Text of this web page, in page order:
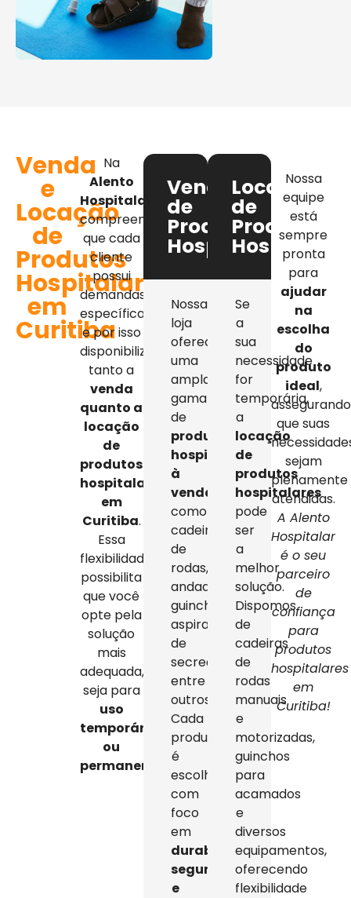
Venda
e
Locação
de
Produtos
Hospitalares
em
Curitiba
Na
Alento
Hospitalar
compreendemos
que cada
cliente
possui
demandas
específicas,
e por isso
disponibilizamos
tanto a
venda
quanto a
locação
de
produtos
hospitalares
em
Curitiba.
Essa
flexibilidade
possibilita
que você
opte pela
solução
mais
adequada,
seja para
uso
temporário
ou
permanente
Venda
de
Produtos
Hospitalares
Nossa
loja
oferece
uma
ampla
gama
de
produtos
hospitalares
à
venda
como
cadeiras
de
rodas,
andadores,
guinchos,
aspiradores
de
secreção,
entre
outros.
Cada
produto
é
escolhido
com
foco
em
durabilidade,
segurança
e
Locação
de
Produtos
Se
a
sua
necessidade
for
temporária,
a
locação
de
produtos
hospitalares
pode
ser
a
melhor
solução.
Dispomos
de
cadeiras
de
rodas
manuais
e
motorizadas,
guinchos
para
acamados
e
diversos
equipamentos,
oferecendo
flexibilidade
Nossa
equipe
está
sempre
pronta
para
ajudar
na
escolha
do
produto
ideal,
assegurando
que suas
sejam
plenamente
atendidas.
A Alento
Hospitalar
é o seu
parceiro
de
confiança
para
produtos
hospitalares
em
Curitiba!